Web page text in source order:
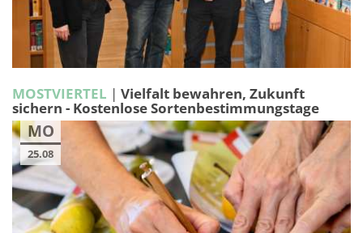
MOSTVIERTEL | Vielfalt bewahren, Zukunft
sichern - Kostenlose Sortenbestimmungstage
MO
25.08